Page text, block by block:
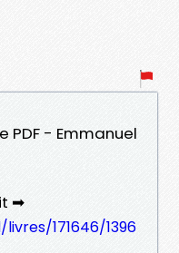
PDF - Emmanuel
➡
171646/1396